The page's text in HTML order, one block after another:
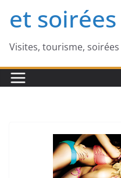
et
Visites, tourisme,